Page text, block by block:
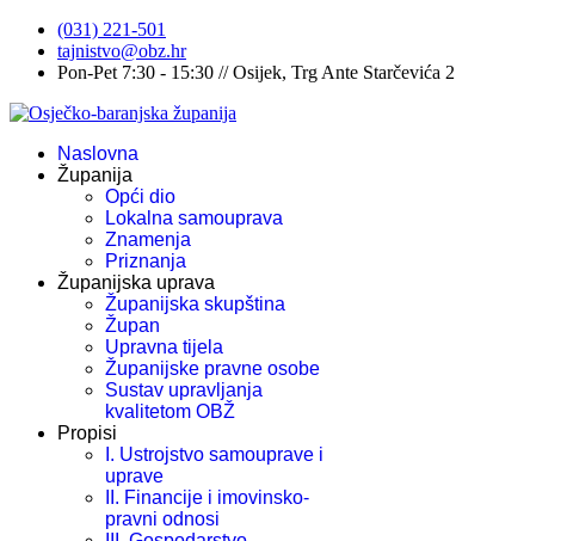
(031) 221-501
tajnistvo@obz.hr
Pon-Pet 7:30 - 15:30 // Osijek, Trg Ante Starčevića 2
Naslovna
Županija
Opći dio
Lokalna samouprava
Znamenja
Priznanja
Županijska uprava
Županijska skupština
Župan
Upravna tijela
Županijske pravne osobe
Sustav upravljanja
kvalitetom OBŽ
Propisi
I. Ustrojstvo samouprave i
uprave
II. Financije i imovinsko-
pravni odnosi